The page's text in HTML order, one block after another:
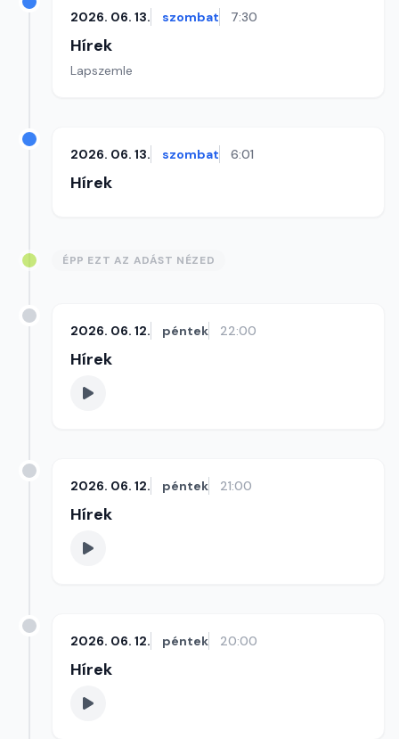
2026. 06. 13. szombat 7:30
Hírek
Lapszemle
2026. 06. 13. szombat 6:01
Hírek
ÉPP EZT AZ ADÁST NÉZED
2026. 06. 12. péntek 22:00
Hírek
2026. 06. 12. péntek 21:00
Hírek
2026. 06. 12. péntek 20:00
Hírek